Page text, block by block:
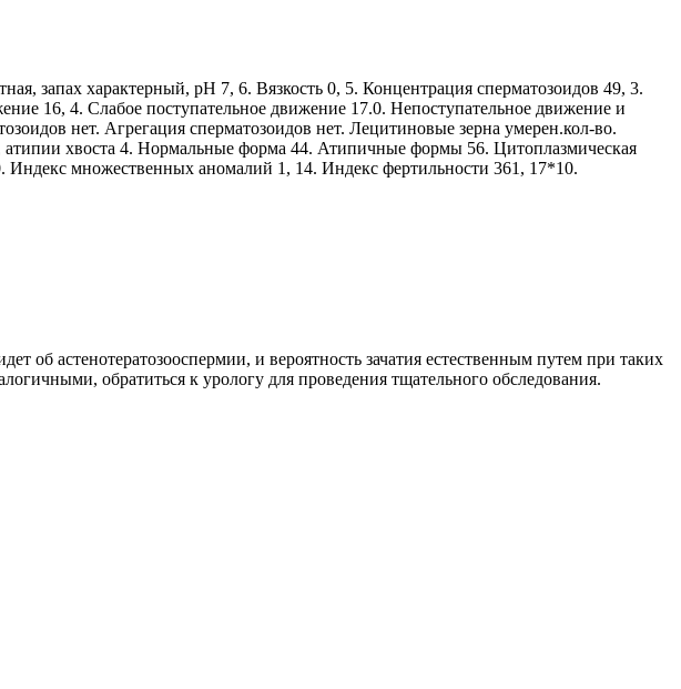
запах характерный, рН 7, 6. Вязкость 0, 5. Концентрация сперматозоидов 49, 3.
16, 4. Слабое поступательное движение 17.0. Непоступательное движение и
нет. Агрегация сперматозоидов нет. Лецитиновые зерна умерен.кол-во.
хвоста 4. Нормальные форма 44. Атипичные формы 56. Цитоплазмическая
множественных аномалий 1, 14. Индекс фертильности 361, 17*10.
астенотератозооспермии, и вероятность зачатия естественным путем при таких
обратиться к урологу для проведения тщательного обследования.